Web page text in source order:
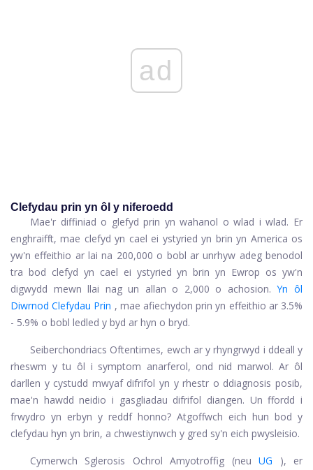
ad
Clefydau prin yn ôl y niferoedd
Mae'r diffiniad o glefyd prin yn wahanol o wlad i wlad. Er
enghraifft, mae clefyd yn cael ei ystyried yn brin yn America os
yw'n effeithio ar lai na 200,000 o bobl ar unrhyw adeg benodol
tra bod clefyd yn cael ei ystyried yn brin yn Ewrop os yw'n
digwydd mewn llai nag un allan o 2,000 o achosion. Yn ôl
Diwrnod Clefydau Prin , mae afiechydon prin yn effeithio ar 3.5%
- 5.9% o bobl ledled y byd ar hyn o bryd.
Seiberchondriacs Oftentimes, ewch ar y rhyngrwyd i ddeall y
rheswm y tu ôl i symptom anarferol, ond nid marwol. Ar ôl
darllen y cystudd mwyaf difrifol yn y rhestr o ddiagnosis posib,
mae'n hawdd neidio i gasgliadau difrifol diangen. Un ffordd i
frwydro yn erbyn y reddf honno? Atgoffwch eich hun bod y
clefydau hyn yn brin, a chwestiynwch y gred sy'n eich pwysleisio.
Cymerwch Sglerosis Ochrol Amyotroffig (neu UG
), er